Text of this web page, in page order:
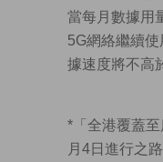
當每月數據用
5G網絡繼續
據速度將不高
*「全港覆蓋
月4日進行之